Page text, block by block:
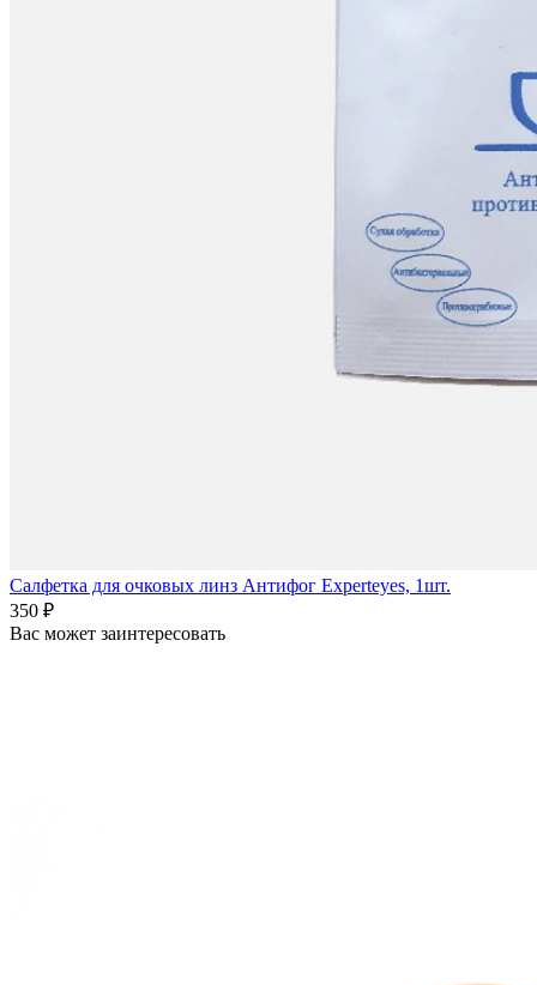
Салфетка для очковых линз Антифог Experteyes, 1шт.
350 ₽
Вас может заинтересовать